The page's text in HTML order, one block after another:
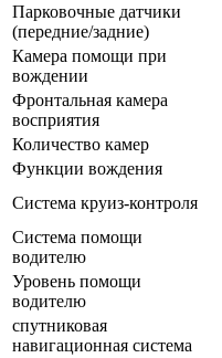
Парковочные датчики
(передние/задние)
Камера помощи при
вождении
Фронтальная камера
восприятия
Количество камер
Функции вождения
Система круиз-контроля
Система помощи
водителю
Уровень помощи
водителю
спутниковая
навигационная система